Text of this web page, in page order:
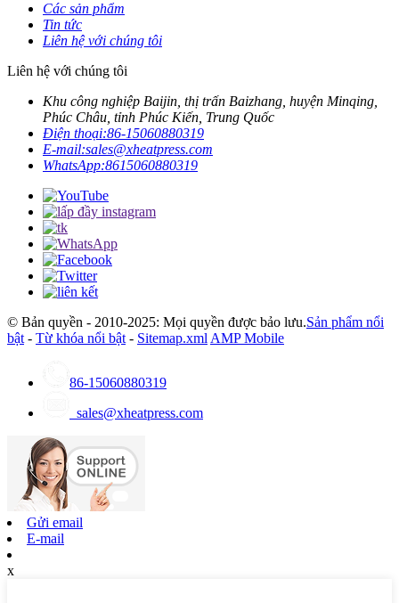
Các sản phẩm
Tin tức
Liên hệ với chúng tôi
Liên hệ với chúng tôi
Khu công nghiệp Baijin, thị trấn Baizhang, huyện Minqing,
Phúc Châu, tỉnh Phúc Kiến, Trung Quốc
Điện thoại:86-15060880319
E-mail:sales@xheatpress.com
WhatsApp:8615060880319
© Bản quyền - 2010-2025: Mọi quyền được bảo lưu.Sản phẩm nổi
bật - Từ khóa nổi bật - Sitemap.xml AMP Mobile
86-15060880319
sales@xheatpress.com
Gửi email
E-mail
x